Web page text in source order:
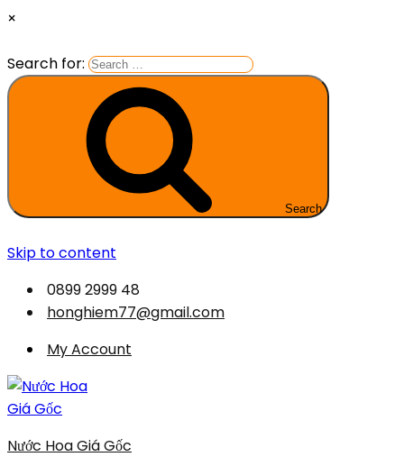
×
Search for:
Search
Skip to content
0899 2999 48
honghiem77@gmail.com
My Account
Nước Hoa Giá Gốc